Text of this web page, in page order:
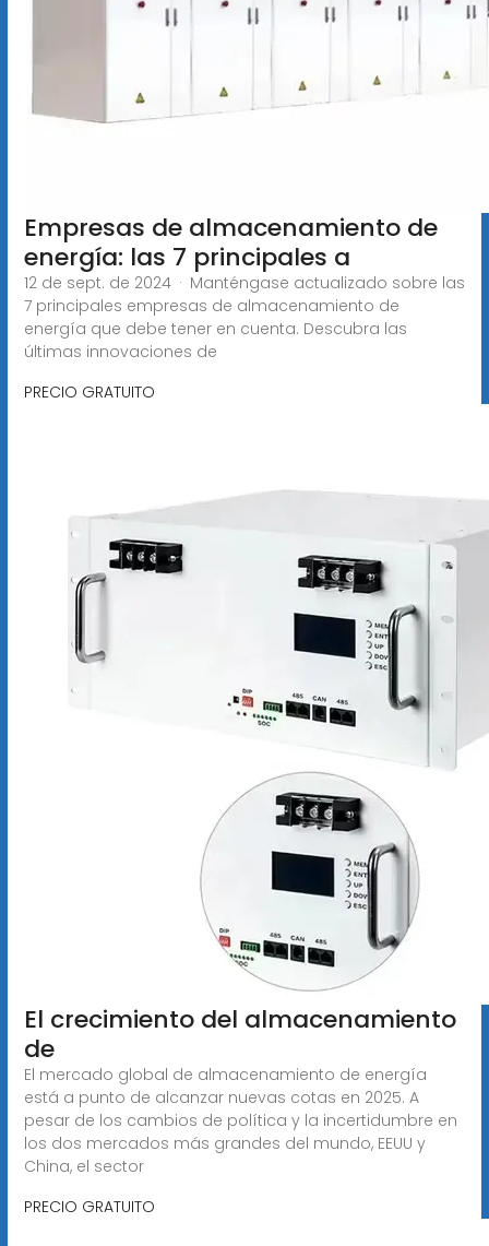
Empresas de almacenamiento de
energía: las 7 principales a
12 de sept. de 2024 · Manténgase actualizado sobre las
7 principales empresas de almacenamiento de
energía que debe tener en cuenta. Descubra las
últimas innovaciones de
PRECIO GRATUITO
El crecimiento del almacenamiento
de
El mercado global de almacenamiento de energía
está a punto de alcanzar nuevas cotas en 2025. A
pesar de los cambios de política y la incertidumbre en
los dos mercados más grandes del mundo, EEUU y
China, el sector
PRECIO GRATUITO